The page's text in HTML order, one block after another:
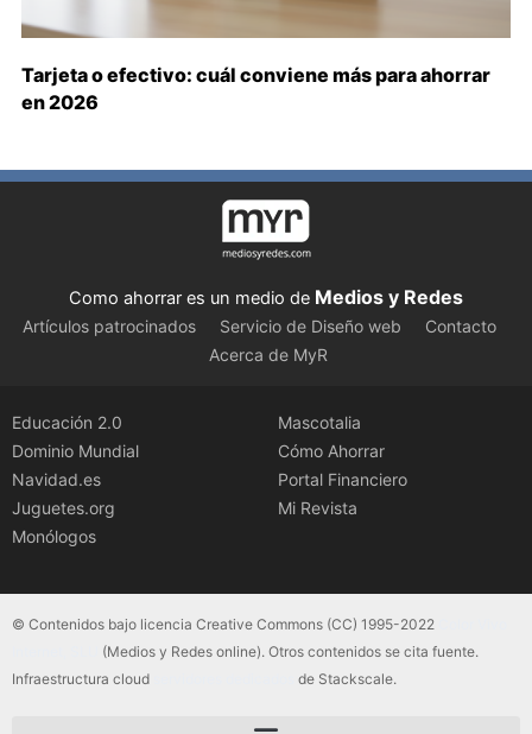
Tarjeta o efectivo: cuál conviene más para ahorrar
en 2026
Como ahorrar es un medio de Medios y Redes
Artículos patrocinados Servicio de Diseño web
Contacto
Acerca de MyR
Educación 2.0
Dominio Mundial
Navidad.es
Juguetes.org
Monólogos
Mascotalia
Cómo Ahorrar
Portal Financiero
Mi Revista
© Contenidos bajo licencia Creative Commons (CC) 1995-2022
(Medios y Redes online). Otros contenidos se cita fuente.
Infraestructura cloud
de Stackscale.